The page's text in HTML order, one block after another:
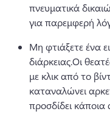
πνευματικά
για παρεμφερή
Μη φτιάξετε ένα
διάρκειας.Οι
με κλικ από το
καταναλώνει
προσδίδει κάποια